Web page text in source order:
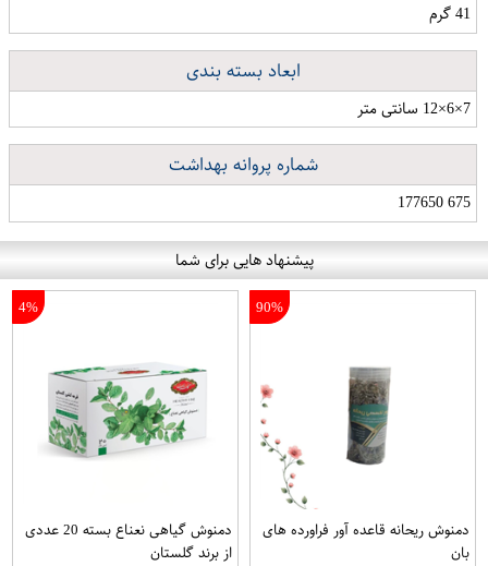
41 گرم
ابعاد بسته بندی
7×6×12 سانتی متر
شماره پروانه بهداشت
675 177650
پیشنهاد هایی برای شما
90%
دمنوش ریحانه قاعده آور فراورده های
بان
4%
دمنوش گیاهی نعناع بسته 20 عددی
از برند گلستان